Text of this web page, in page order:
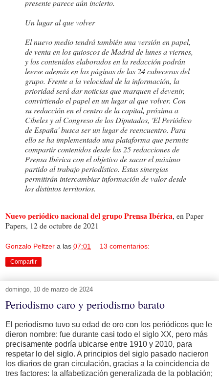
presente parece aún incierto.
Un lugar al que volver
El nuevo medio tendrá también una versión en papel,
de venta en los quioscos de Madrid de lunes a viernes,
y los contenidos elaborados en la redacción podrán
leerse además en las páginas de las 24 cabeceras del
grupo. Frente a la velocidad de la información, la
prioridad será dar noticias que marquen el devenir,
convirtiendo el papel en un lugar al que volver. Con
su redacción en el centro de la capital, próxima a
Cibeles y al Congreso de los Diputados, 'El Periódico
de España' busca ser un lugar de reencuentro. Para
ello se ha implementado una plataforma que permite
compartir contenidos desde las 25 redacciones de
Prensa Ibérica con el objetivo de sacar el máximo
partido al trabajo periodístico. Estas sinergias
permitirán intercambiar información de valor desde
los distintos territorios.
Nuevo periódico nacional del grupo Prensa Ibérica, en Paper
Papers, 12 de octubre de 2021
Gonzalo Peltzer a las 07:01 13 comentarios:
Compartir
domingo, 10 de marzo de 2024
Periodismo caro y periodismo barato
El periodismo tuvo su edad de oro con los periódicos que le
dieron nombre: fue durante casi todo el siglo XX, pero más
precisamente podría ubicarse entre 1910 y 2010, para
respetar lo del siglo. A principios del siglo pasado nacieron
los diarios de gran circulación, gracias a la coincidencia de
tres factores: la alfabetización generalizada de la población;